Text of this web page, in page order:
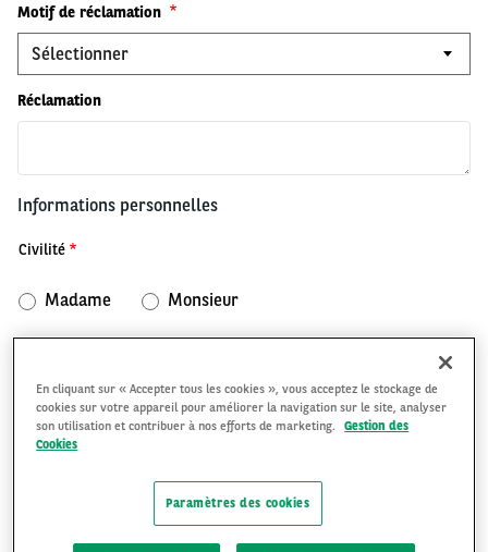
Motif de réclamation
Réclamation
Informations personnelles
Civilité
Madame Monsieur
CONDUCTEURS
En cliquant sur « Accepter tous les cookies », vous acceptez le stockage de
cookies sur votre appareil pour améliorer la navigation sur le site, analyser
son utilisation et contribuer à nos efforts de marketing.
Gestion des
Cookies
Paramètres des cookies